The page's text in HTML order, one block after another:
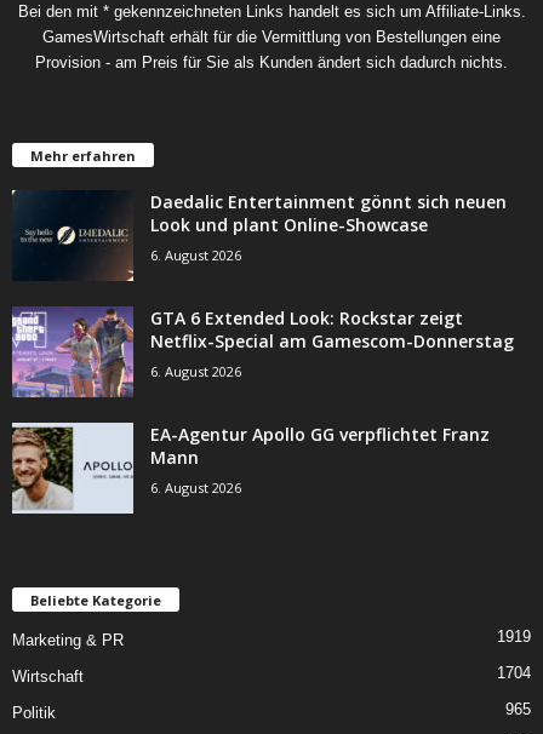
Bei den mit * gekennzeichneten Links handelt es sich um Affiliate-Links.
GamesWirtschaft erhält für die Vermittlung von Bestellungen eine
Provision - am Preis für Sie als Kunden ändert sich dadurch nichts.
Mehr erfahren
Daedalic Entertainment gönnt sich neuen
Look und plant Online-Showcase
6. August 2026
GTA 6 Extended Look: Rockstar zeigt
Netflix-Special am Gamescom-Donnerstag
6. August 2026
EA-Agentur Apollo GG verpflichtet Franz
Mann
6. August 2026
Beliebte Kategorie
Marketing & PR 1919
Wirtschaft 1704
Politik 965